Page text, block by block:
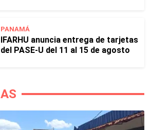
PANAMÁ
IFARHU anuncia entrega de tarjetas
del PASE-U del 11 al 15 de agosto